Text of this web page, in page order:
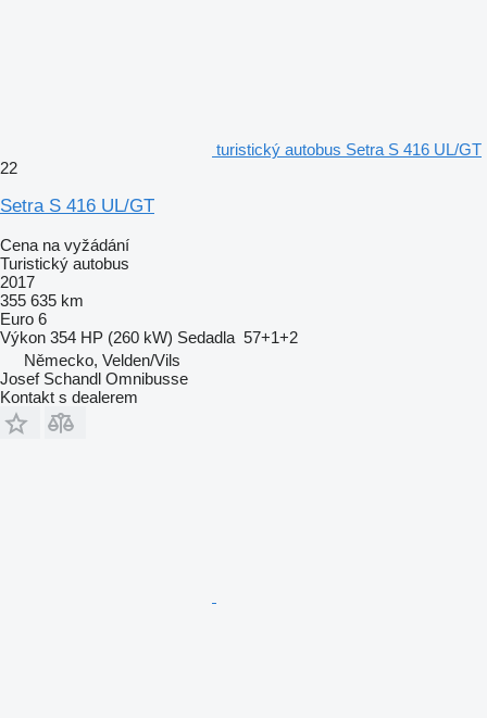
turistický autobus Setra S 416 UL/GT
22
Setra S 416 UL/GT
Cena na vyžádání
Turistický autobus
2017
355 635 km
Euro 6
Výkon 354 HP (260 kW) Sedadla 57+1+2
Německo, Velden/Vils
Josef Schandl Omnibusse
Kontakt s dealerem